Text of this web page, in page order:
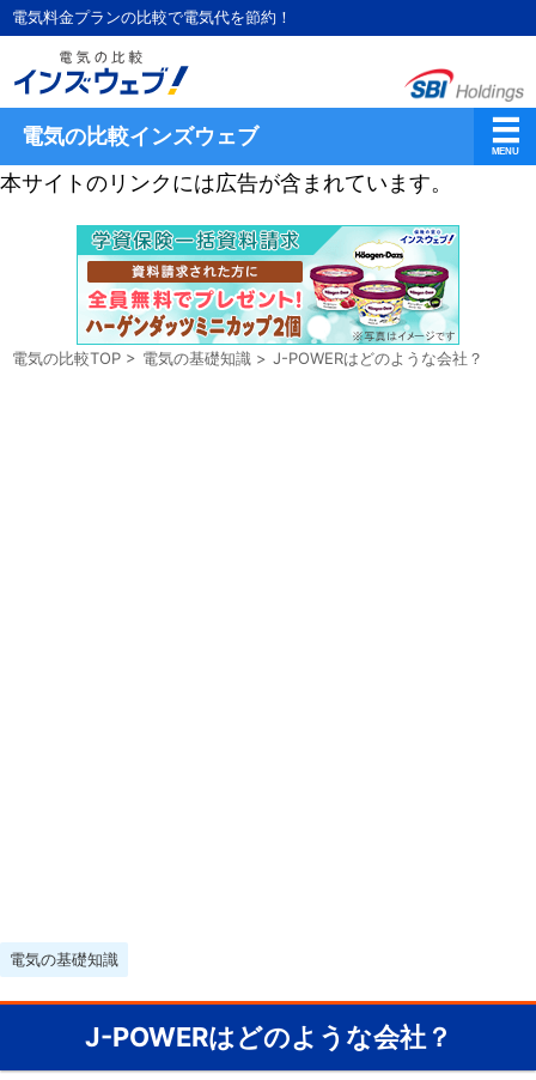
電気料金プランの比較で電気代を節約！
電気の比較インズウェブ
本サイトのリンクには広告が含まれています。
電気の比較TOP > 電気の基礎知識 > J-POWERはどのような会社？
電気の基礎知識
J-POWERはどのような会社？